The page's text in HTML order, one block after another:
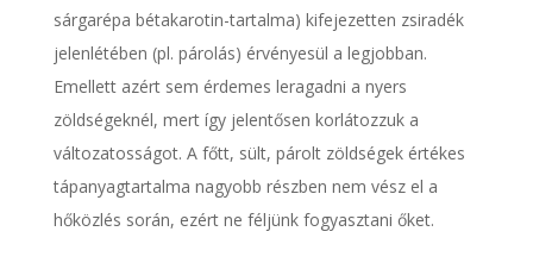
sárgarépa bétakarotin-tartalma) kifejezetten zsiradék
jelenlétében (pl. párolás) érvényesül a legjobban.
Emellett azért sem érdemes leragadni a nyers
zöldségeknél, mert így jelentősen korlátozzuk a
változatosságot. A főtt, sült, párolt zöldségek értékes
tápanyagtartalma nagyobb részben nem vész el a
hőközlés során, ezért ne féljünk fogyasztani őket.